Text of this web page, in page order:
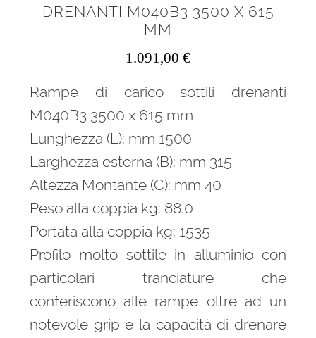
DRENANTI M040B3 3500 X 615
MM
1.091,00 €
Rampe di carico sottili drenanti
M040B3 3500 x 615 mm
Lunghezza (L): mm 1500
Larghezza esterna (B): mm 315
Altezza Montante (C): mm 40
Peso alla coppia kg: 88.0
Portata alla coppia kg: 1535
Profilo molto sottile in alluminio con
particolari tranciature che
conferiscono alle rampe oltre ad un
notevole grip e la capacità di drenare